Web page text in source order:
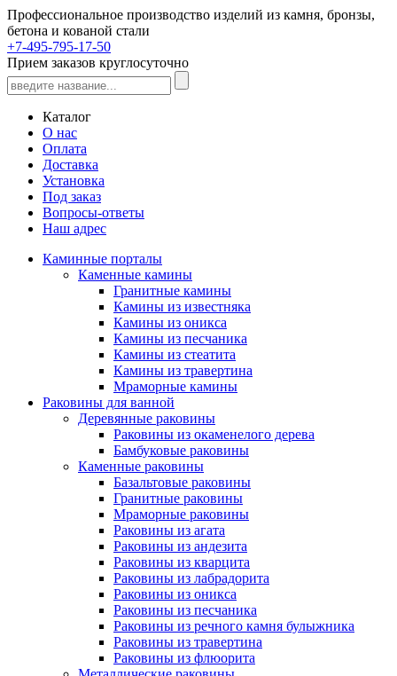
Профессиональное производство изделий из камня, бронзы,
бетона и кованой стали
+7-495-795-17-50
Прием заказов круглосуточно
Каталог
О нас
Оплата
Доставка
Установка
Под заказ
Вопросы-ответы
Наш адрес
Каминные порталы
Каменные камины
Гранитные камины
Камины из известняка
Камины из оникса
Камины из песчаника
Камины из стеатита
Камины из травертина
Мраморные камины
Раковины для ванной
Деревянные раковины
Раковины из окаменелого дерева
Бамбуковые раковины
Каменные раковины
Базальтовые раковины
Гранитные раковины
Мраморные раковины
Раковины из агата
Раковины из андезита
Раковины из кварцита
Раковины из лабрадорита
Раковины из оникса
Раковины из песчаника
Раковины из речного камня булыжника
Раковины из травертина
Раковины из флюорита